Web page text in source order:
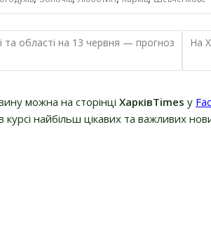
та області на 13 червня — прогноз
На
можна на сторінці ХарківTimes у
найбільш цікавих та важливих